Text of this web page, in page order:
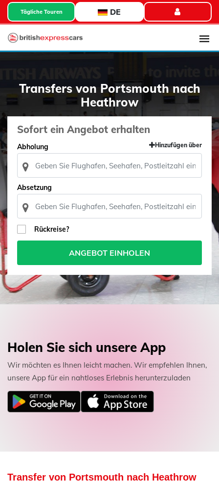
Tägliche Touren DE
Transfers von Portsmouth nach
Heathrow
Sofort ein Angebot erhalten
Abholung Hinzufügen über
Absetzung
Rückreise?
ANGEBOT EINHOLEN
Holen Sie sich unsere App
Wir möchten es Ihnen leicht machen. Wir empfehlen Ihnen,
unsere App für ein nahtloses Erlebnis herunterzuladen
Transfer von Portsmouth nach Heathrow